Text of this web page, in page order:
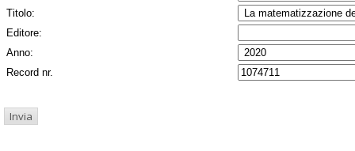
Titolo:
Editore:
Anno:
Record nr.